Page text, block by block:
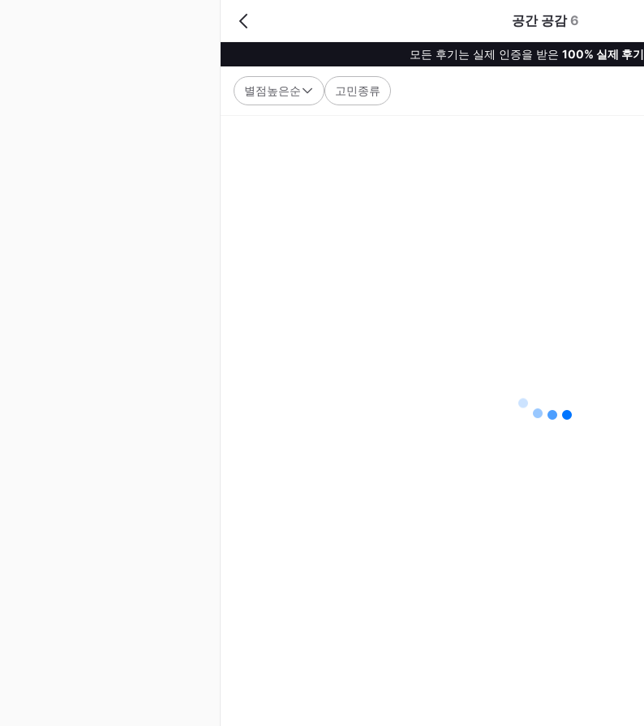
공간 공감 6
모든 후기는 실제 인증을 받은 100% 실제 후기
별점높은순 고민종류